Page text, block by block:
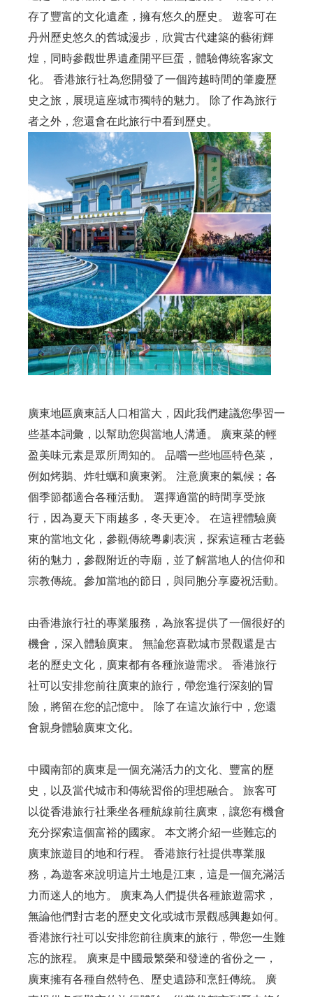
存了豐富的文化遺產，擁有悠久的歷史。 遊客可在
丹州歷史悠久的舊城漫步，欣賞古代建築的藝術輝
煌，同時參觀世界遺產開平巨蛋，體驗傳統客家文
化。 香港旅行社為您開發了一個跨越時間的肇慶歷
史之旅，展現這座城市獨特的魅力。 除了作為旅行
者之外，您還會在此旅行中看到歷史。
廣東地區廣東話人口相當大，因此我們建議您學習一
些基本詞彙，以幫助您與當地人溝通。 廣東菜的輕
盈美味元素是眾所周知的。 品嚐一些地區特色菜，
例如烤鵝、炸牡蠣和廣東粥。 注意廣東的氣候；各
個季節都適合各種活動。 選擇適當的時間享受旅
行，因為夏天下雨越多，冬天更冷。 在這裡體驗廣
東的當地文化，參觀傳統粵劇表演，探索這種古老藝
術的魅力，參觀附近的寺廟，並了解當地人的信仰和
宗教傳統。參加當地的節日，與同胞分享慶祝活動。
由香港旅行社的專業服務，為旅客提供了一個很好的
機會，深入體驗廣東。 無論您喜歡城市景觀還是古
老的歷史文化，廣東都有各種旅遊需求。 香港旅行
社可以安排您前往廣東的旅行，帶您進行深刻的冒
險，將留在您的記憶中。 除了在這次旅行中，您還
會親身體驗廣東文化。
中國南部的廣東是一個充滿活力的文化、豐富的歷
史，以及當代城市和傳統習俗的理想融合。 旅客可
以從香港旅行社乘坐各種航線前往廣東，讓您有機會
充分探索這個富裕的國家。 本文將介紹一些難忘的
廣東旅遊目的地和行程。 香港旅行社提供專業服
務，為遊客來說明這片土地是江東，這是一個充滿活
力而迷人的地方。 廣東為人們提供各種旅遊需求，
無論他們對古老的歷史文化或城市景觀感興趣如何。
香港旅行社可以安排您前往廣東的旅行，帶您一生難
忘的旅程。 廣東是中國最繁榮和發達的省份之一，
廣東擁有各種自然特色、歷史遺跡和烹飪傳統。 廣